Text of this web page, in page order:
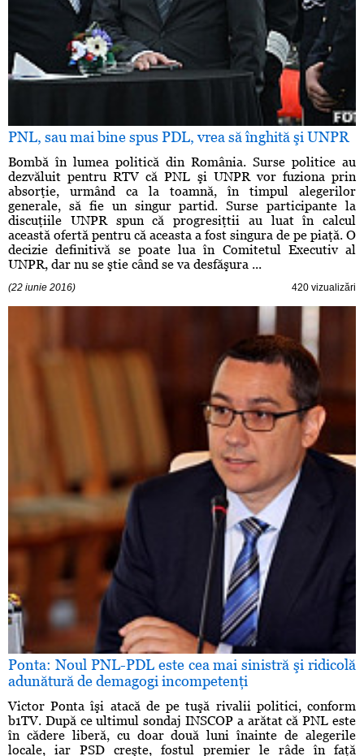
PNL, sau mai bine spus PDL, vrea să înghită şi UNPR
Bombă în lumea politică din România. Surse politice au
dezvăluit pentru RTV că PNL şi UNPR vor fuziona prin
absorţie, urmând ca la toamnă, în timpul alegerilor
generale, să fie un singur partid. Surse participante la
discuţiile UNPR spun că progresiţtii au luat în calcul
această ofertă pentru că aceasta a fost singura de pe piaţă. O
decizie definitivă se poate lua în Comitetul Executiv al
UNPR, dar nu se ştie când se va desfăşura ...
(22 iunie 2016) 420 vizualizări
Ponta: Noul PNL-PDL este cea mai sinistră şi ridicolă
adunătură de demagogi incompetenţi
Victor Ponta îşi atacă de pe tuşă rivalii politici, conform
b1TV. După ce ultimul sondaj INSCOP a arătat că PNL este
în cădere liberă, cu doar două luni înainte de alegerile
locale, iar PSD creşte, fostul premier le râde în faţă